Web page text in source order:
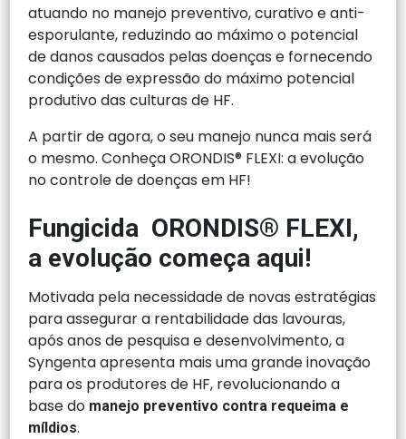
atuando no manejo preventivo, curativo e anti-
esporulante, reduzindo ao máximo o potencial
de danos causados pelas doenças e fornecendo
condições de expressão do máximo potencial
produtivo das culturas de HF.
A partir de agora, o seu manejo nunca mais será
o mesmo. Conheça ORONDIS® FLEXI: a evolução
no controle de doenças em HF!
Fungicida ORONDIS® FLEXI,
a evolução começa aqui!
Motivada pela necessidade de novas estratégias
para assegurar a rentabilidade das lavouras,
após anos de pesquisa e desenvolvimento, a
Syngenta apresenta mais uma grande inovação
para os produtores de HF, revolucionando a
base do manejo preventivo contra requeima e
míldios.